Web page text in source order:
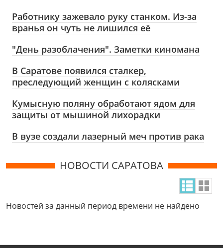
Работнику зажевало руку станком. Из-за
вранья он чуть не лишился её
"День разоблачения". Заметки киномана
В Саратове появился сталкер,
преследующий женщин с колясками
Кумысную поляну обработают ядом для
защиты от мышиной лихорадки
В вузе создали лазерный меч против рака
НОВОСТИ САРАТОВА
Новостей за данный период времени не найдено